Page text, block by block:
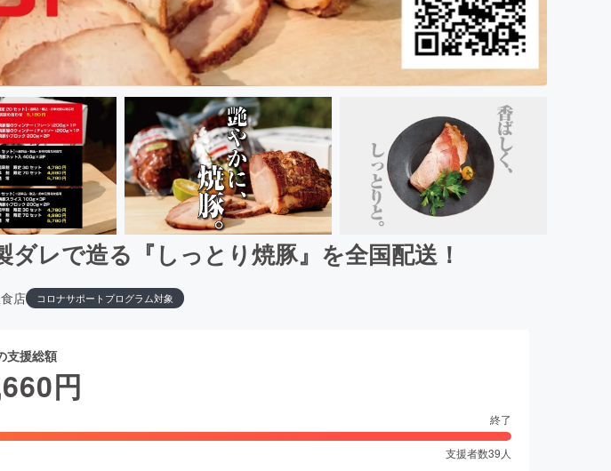
レで造る『しっとり焼豚』を全国配送！
店 コロナサポートプログラム対象
支援総額
円
終了
支援者数39 人